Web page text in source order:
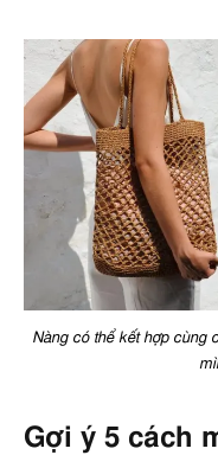
Nàng có thể kết hợp cùng
Gợi ý 5 cách